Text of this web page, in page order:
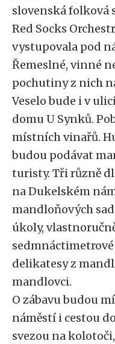
slovenská folková
Red Socks
vystupovala pod
Řemeslné, vinné
pochutiny z nich
Veselo bude i v
domu U Synků.
místních vinařů.
budou podávat
turisty. Tři různě
na Dukelském
mandloňových
úkoly,
delikatesy z
mandlovci.
O zábavu budou
náměstí i cestou
svezou na